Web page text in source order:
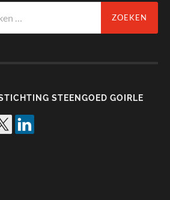
STEENGOED GOIRLE